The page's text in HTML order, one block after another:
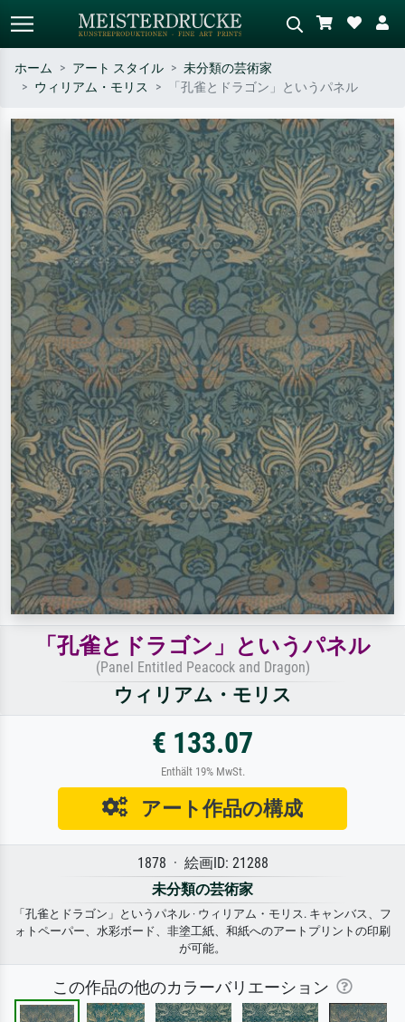
作家名・作品名・スタイルで検索
– 例：モネ、星月夜、印象派、北
斎の波、ヌード。
シーンを説明してください – 例：
緑の草原、赤の多い抽象画、暗い
油絵、木のそばの立ち姿のヌー
ド。
ホーム アート スタイル
未分類の芸術家
ウィリアム・モリス
「孔雀とドラゴン」というパネル
「孔雀とドラゴン」というパネル
(Panel Entitled Peacock and Dragon)
ウィリアム・モリス
€ 133.07
Enthält 19% MwSt.
アート作品の構成
1878 · 絵画ID: 21288
未分類の芸術家
「孔雀とドラゴン」というパネル · ウィリアム・モリス. キャンバス、フ
ォトペーパー、水彩ボード、非塗工紙、和紙へのアートプリントの印刷
が可能。
この作品の他のカラーバリエーション